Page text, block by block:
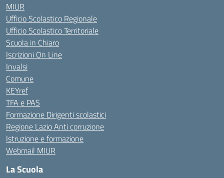
MIUR
Ufficio Scolastico Regionale
Ufficio Scolastico Territoriale
Scuola in Chiaro
Iscrizioni On Line
Invalsi
Comune
KEYref
TFA e PAS
Formazione Dirigenti scolastici
Regione Lazio Anti corruzione
Istruzione e formazione
Webmail MIUR
La Scuola